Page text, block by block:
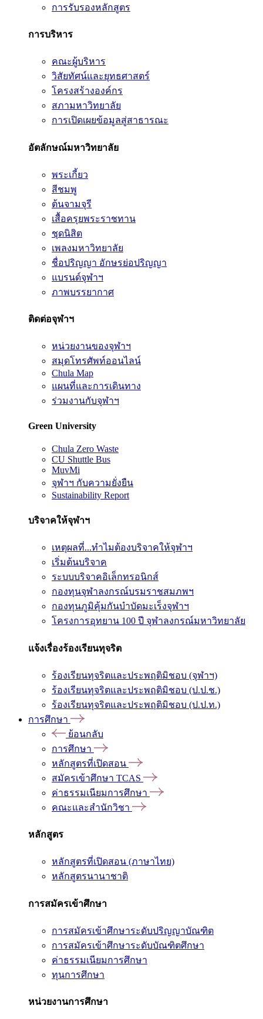
การรับรองหลักสูตร
การบริหาร
คณะผู้บริหาร
วิสัยทัศน์และยุทธศาสตร์
โครงสร้างองค์กร
สภามหาวิทยาลัย
การเปิดเผยข้อมูลสู่สาธารณะ
อัตลักษณ์มหาวิทยาลัย
พระเกี้ยว
สีชมพู
ต้นจามจุรี
เสื้อครุยพระราชทาน
ชุดนิสิต
เพลงมหาวิทยาลัย
ชื่อปริญญา อักษรย่อปริญญา
แบรนด์จุฬาฯ
ภาพบรรยากาศ
ติดต่อจุฬาฯ
หน่วยงานของจุฬาฯ
สมุดโทรศัพท์ออนไลน์
Chula Map
แผนที่และการเดินทาง
ร่วมงานกับจุฬาฯ
Green University
Chula Zero Waste
CU Shuttle Bus
MuvMi
จุฬาฯ กับความยั่งยืน
Sustainability Report
บริจาคให้จุฬาฯ
เหตุผลที่...ทำไมต้องบริจาคให้จุฬาฯ
เริ่มต้นบริจาค
ระบบบริจาคอิเล็กทรอนิกส์
กองทุนจุฬาลงกรณ์บรมราชสมภพฯ
กองทุนภูมิคุ้มกันบำบัดมะเร็งจุฬาฯ
โครงการอุทยาน 100 ปี จุฬาลงกรณ์มหาวิทยาลัย
แจ้งเรื่องร้องเรียนทุจริต
ร้องเรียนทุจริตและประพฤติมิชอบ (จุฬาฯ)
ร้องเรียนทุจริตและประพฤติมิชอบ (ป.ป.ช.)
ร้องเรียนทุจริตและประพฤติมิชอบ (ป.ป.ท.)
การศึกษา
ย้อนกลับ
การศึกษา
หลักสูตรที่เปิดสอน
สมัครเข้าศึกษา TCAS
ค่าธรรมเนียมการศึกษา
คณะและสำนักวิชา
หลักสูตร
หลักสูตรที่เปิดสอน (ภาษาไทย)
หลักสูตรนานาชาติ
การสมัครเข้าศึกษา
การสมัครเข้าศึกษาระดับปริญญาบัณฑิต
การสมัครเข้าศึกษาระดับบัณฑิตศึกษา
ค่าธรรมเนียมการศึกษา
ทุนการศึกษา
หน่วยงานการศึกษา